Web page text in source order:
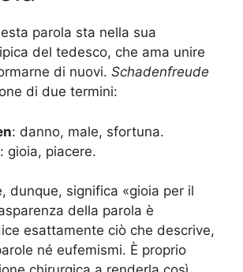
parola sta nella sua
del tedesco, che ama unire
di nuovi. Schadenfreude
di due termini:
: danno, male, sfortuna.
: gioia, piacere.
dunque, significa «gioia per il
della parola è
esattamente ciò che descrive,
né eufemismi. È proprio